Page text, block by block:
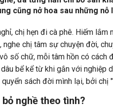
cũng nở hoa sau những nỗ
chị hẹn đi cà phê. Hiếm lắm
nghe chị tâm sự chuyện đời,
số chữ, mỗi tâm hồn có cách
bể kể từ khi gắn với nghiệp
quyển sách đời mình lại, bởi chị
nghề theo tình?